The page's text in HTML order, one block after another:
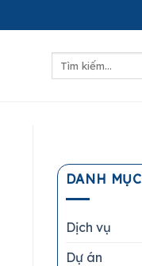
Tìm
DANH MỤC
Dịch vụ
Dự án